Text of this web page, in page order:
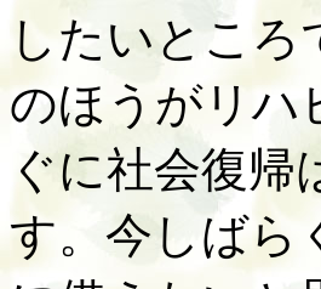
したいとこ
のほうがリハ
ぐに社会復
す。今しばら